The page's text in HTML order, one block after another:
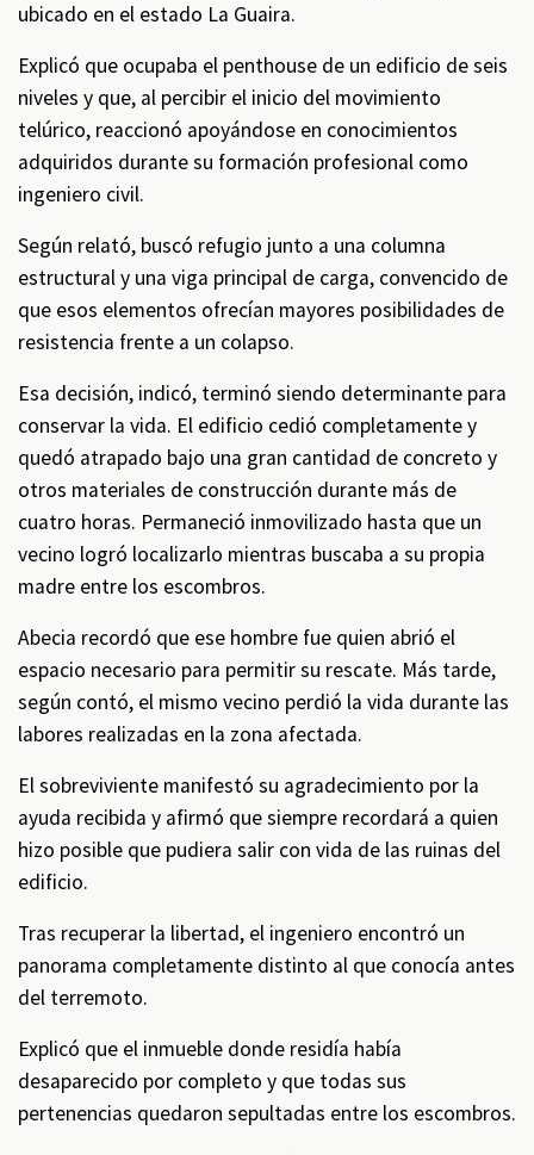
ubicado en el estado La Guaira.
Explicó que ocupaba el penthouse de un edificio de seis
niveles y que, al percibir el inicio del movimiento
telúrico, reaccionó apoyándose en conocimientos
adquiridos durante su formación profesional como
ingeniero civil.
Según relató, buscó refugio junto a una columna
estructural y una viga principal de carga, convencido de
que esos elementos ofrecían mayores posibilidades de
resistencia frente a un colapso.
Esa decisión, indicó, terminó siendo determinante para
conservar la vida. El edificio cedió completamente y
quedó atrapado bajo una gran cantidad de concreto y
otros materiales de construcción durante más de
cuatro horas. Permaneció inmovilizado hasta que un
vecino logró localizarlo mientras buscaba a su propia
madre entre los escombros.
Abecia recordó que ese hombre fue quien abrió el
espacio necesario para permitir su rescate. Más tarde,
según contó, el mismo vecino perdió la vida durante las
labores realizadas en la zona afectada.
El sobreviviente manifestó su agradecimiento por la
ayuda recibida y afirmó que siempre recordará a quien
hizo posible que pudiera salir con vida de las ruinas del
edificio.
Tras recuperar la libertad, el ingeniero encontró un
panorama completamente distinto al que conocía antes
del terremoto.
Explicó que el inmueble donde residía había
desaparecido por completo y que todas sus
pertenencias quedaron sepultadas entre los escombros.